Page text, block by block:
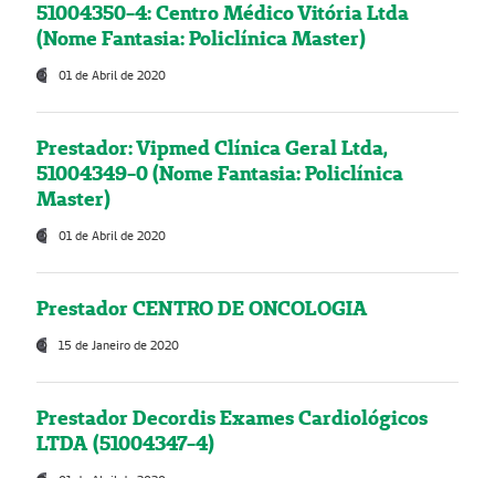
51004350-4: Centro Médico Vitória Ltda
(Nome Fantasia: Policlínica Master)
01 de Abril de 2020
Prestador: Vipmed Clínica Geral Ltda,
51004349-0 (Nome Fantasia: Policlínica
Master)
01 de Abril de 2020
Prestador CENTRO DE ONCOLOGIA
15 de Janeiro de 2020
Prestador Decordis Exames Cardiológicos
LTDA (51004347-4)